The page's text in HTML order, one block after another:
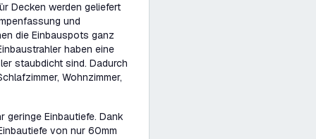
Decken werden geliefert
und
die Einbauspots ganz
haben eine
staubdicht sind. Dadurch
Wohnzimmer,
geringe Einbautiefe. Dank
von nur 60mm